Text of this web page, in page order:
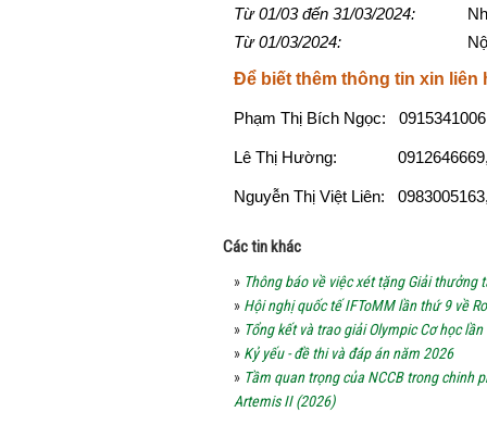
Từ 01/03 đến 31/03/2024: Nhận
Từ 01/03/2024: Nộp hội
Để biết thêm thông tin xin liên
Phạm Thị Bích Ngọc:
Lê Thị Hường: 0912646669,
Nguyễn Thị Việt Liên:
Các tin khác
» Thông báo về việc xét tặng Giải
» Hội nghị quốc tế IFToMM lần thứ 9 về
» Tổng kết và trao giải Olympic Cơ học
» Kỷ yếu - đề thi và đáp án năm 2026
» Tầm quan trọng của NCCB trong chinh
Artemis II (2026)